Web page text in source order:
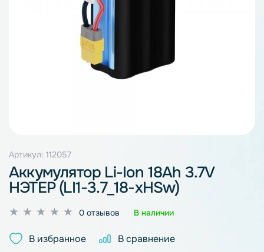
Артикул: 112057
Аккумулятор Li-Ion 18Ah 3.7V
НЭТЕР (LI1-3.7_18-xHSw)
Оценка
из
0 отзывов В наличии
В избранное В сравнение